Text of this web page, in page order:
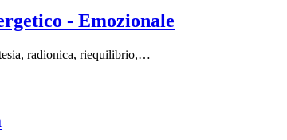
- Emozionale
radionica, riequilibrio,…